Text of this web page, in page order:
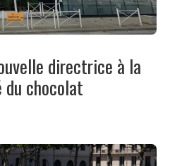
directrice à la
chocolat